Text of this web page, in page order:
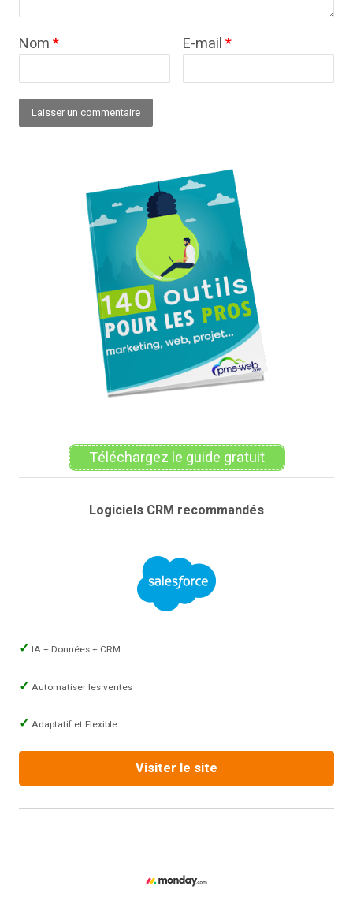
Nom* E-mail*
Téléchargez le guide gratuit
Logiciels CRM recommandés
IA + Données + CRM
Automatiser les ventes
Adaptatif et Flexible
Visiter le site